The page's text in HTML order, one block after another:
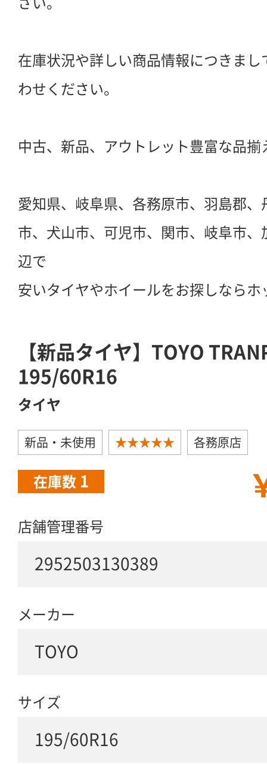
在庫状況や詳しい商品情報につきま
わせください。
中古、新品、アウトレット豊富な品揃
愛知県、岐阜県、各務原市、羽島郡
市、犬山市、可児市、関市、岐阜市
辺で
安いタイヤやホイールをお探しなら
【新品タイヤ】TOYO
195/60R16
タイヤ
新品・未使用 ★★★★★ 各務原店
在庫数 1
店舗管理番号
2952503130389
メーカー
TOYO
サイズ
195/60R16